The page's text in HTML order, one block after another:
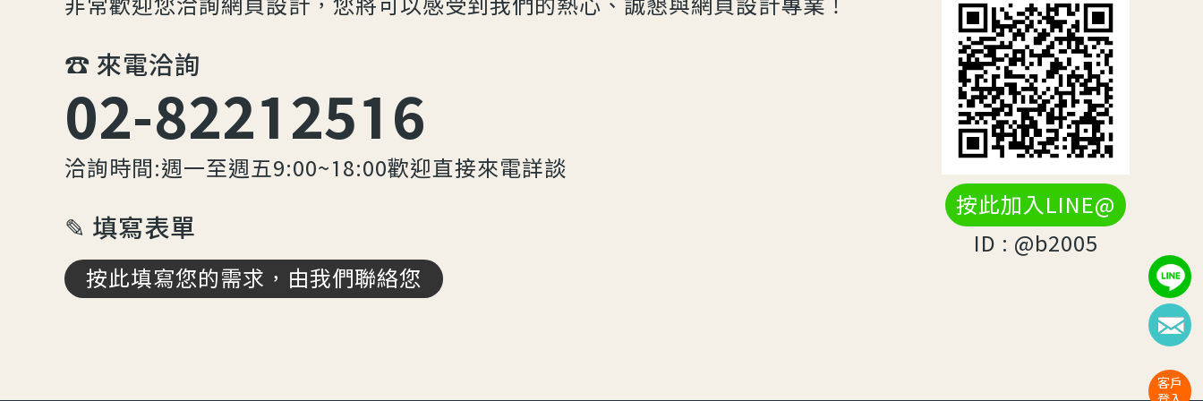
客戶
非常歡迎您洽詢網頁設計，您將可以感受到我們的熱心、誠懇與網頁設計專業！
☎︎ 來電洽詢
02-82212516
洽詢時間:週一至週五9:00~18:00歡迎直接來電詳談
✎ 填寫表單
按此填寫您的需求，由我們聯絡您
按此加入LINE@
ID : @b2005